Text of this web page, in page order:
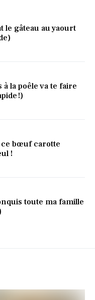
le gâteau au yaourt
à la poêle va te faire
!)
bœuf carotte
!
toute ma famille